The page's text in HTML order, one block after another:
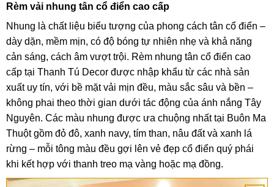
Rèm vải nhung tân cổ điển cao cấp
Nhung là chất liệu biểu tượng của phong cách tân cổ điển –
dày dặn, mềm mịn, có độ bóng tự nhiên nhẹ và khả năng
cản sáng, cách âm vượt trội. Rèm nhung tân cổ điển cao
cấp tại Thanh Tú Decor được nhập khẩu từ các nhà sản
xuất uy tín, với bề mặt vải mịn đều, màu sắc sâu và bền –
không phai theo thời gian dưới tác động của ánh nắng Tây
Nguyên. Các màu nhung được ưa chuộng nhất tại Buôn Ma
Thuột gồm đỏ đô, xanh navy, tím than, nâu đất và xanh lá
rừng – mỗi tông màu đều gợi lên vẻ đẹp cổ điển quý phái
khi kết hợp với thanh treo mạ vàng hoặc mạ đồng.